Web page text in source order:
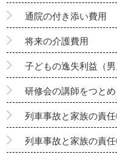
通院の付き添い費用
将来の介護費用
子どもの逸失利益（男
研修会の講師をつと
列車事故と家族の責
列車事故と家族の責